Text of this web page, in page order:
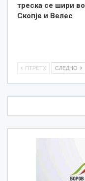
треска се шири во
Скопје и Велес
ПТРЕТХ СЛЕДНО